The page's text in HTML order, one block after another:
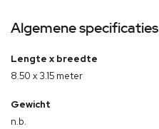
Algemene specificaties
Lengte x breedte
8.50 x 3.15 meter
Gewicht
n.b.